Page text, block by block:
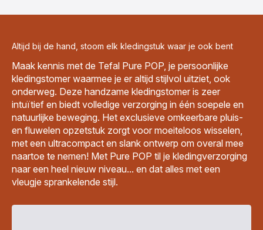
Altijd bij de hand, stoom elk kledingstuk waar je ook bent
Maak kennis met de Tefal Pure POP, je persoonlijke
kledingstomer waarmee je er altijd stijlvol uitziet, ook
onderweg. Deze handzame kledingstomer is zeer
intuïtief en biedt volledige verzorging in één soepele en
natuurlijke beweging. Het exclusieve omkeerbare pluis-
en fluwelen opzetstuk zorgt voor moeiteloos wisselen,
met een ultracompact en slank ontwerp om overal mee
naartoe te nemen! Met Pure POP til je kledingverzorging
naar een heel nieuw niveau... en dat alles met een
vleugje sprankelende stijl.